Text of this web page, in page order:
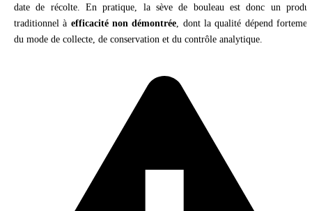
date de récolte. En pratique, la sève de bouleau est donc un
traditionnel à efficacité non démontrée , dont la qualité dépend
du mode de collecte, de conservation et du contrôle analytique.